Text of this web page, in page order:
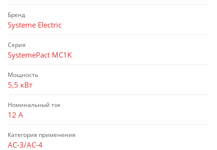
Бренд
Systeme Electric
Серия
SystemePact MC1K
Мощность
5,5 кВт
Номинальный ток
12 А
Категория применения
AC-3/AC-4